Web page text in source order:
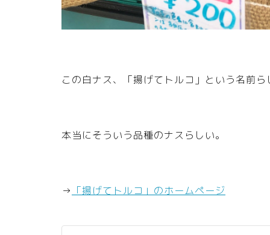
この白ナス、「揚げてトルコ」という名前ら
本当にそういう品種のナスらしい。
→ 「揚げてトルコ」のホームページ